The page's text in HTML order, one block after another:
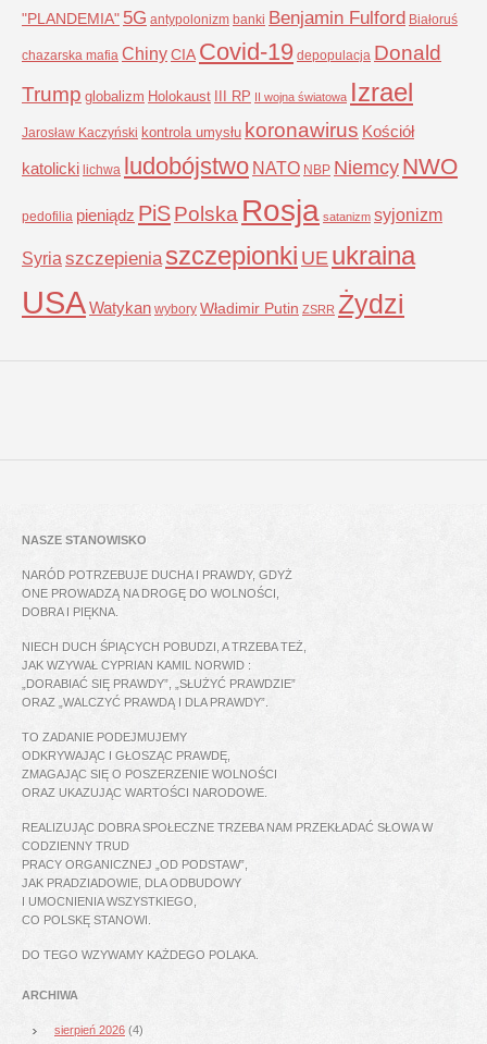
"PLANDEMIA" 5G antypolonizm banki Benjamin Fulford Białoruś
chazarska mafia ChinyCIA Covid-19 depopulacja Donald
Trump globalizm Holokaust III RP II wojna światowa Izrael
Jarosław Kaczyński kontrola umysłu koronawirus Kościół
katolicki lichwa ludobójstwo NATO NBP NiemcyNWO
pedofilia pieniądz PiSPolska Rosja satanizm syjonizm
Syria szczepienia szczepionki UE ukraina
USAWatykan wybory Władimir Putin ZSRR Żydzi
NASZE STANOWISKO
NARÓD POTRZEBUJE DUCHA I PRAWDY, GDYŻ
ONE PROWADZĄ NA DROGĘ DO WOLNOŚCI,
DOBRA I PIĘKNA.
NIECH DUCH ŚPIĄCYCH POBUDZI, A TRZEBA TEŻ,
JAK WZYWAŁ CYPRIAN KAMIL NORWID :
„DORABIAĆ SIĘ PRAWDY”, „SŁUŻYĆ PRAWDZIE”
ORAZ „WALCZYĆ PRAWDĄ I DLA PRAWDY”.
TO ZADANIE PODEJMUJEMY
ODKRYWAJĄC I GŁOSZĄC PRAWDĘ,
ZMAGAJĄC SIĘ O POSZERZENIE WOLNOŚCI
ORAZ UKAZUJĄC WARTOŚCI NARODOWE.
REALIZUJĄC DOBRA SPOŁECZNE TRZEBA NAM PRZEKŁADAĆ SŁOWA W
CODZIENNY TRUD
PRACY ORGANICZNEJ „OD PODSTAW”,
JAK PRADZIADOWIE, DLA ODBUDOWY
I UMOCNIENIA WSZYSTKIEGO,
CO POLSKĘ STANOWI.
DO TEGO WZYWAMY KAŻDEGO POLAKA.
ARCHIWA
sierpień 2026 (4)